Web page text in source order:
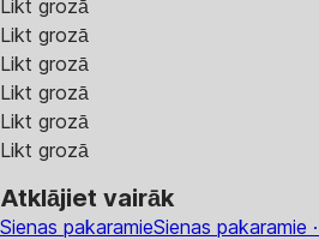
Likt grozā
Likt grozā
Likt grozā
Likt grozā
Likt grozā
Likt grozā
Atklājiet vairāk
Sienas pakaramieSienas pakaramie